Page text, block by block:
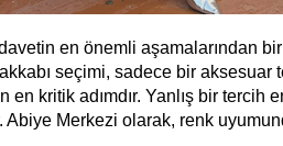
en önemli aşamalarından
seçimi, sadece bir
en kritik adımdır. Yanlış bir tercih
Abiye Merkezi olarak, renk